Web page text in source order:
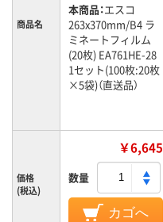
商品名
本商品：エスコ
263x370mm/B4 ラ
ミネートフィルム
(20枚) EA761HE-28
1セット(100枚:20枚
×5袋)（直送品）
価格
(税込)
￥6,645
数量
カゴへ